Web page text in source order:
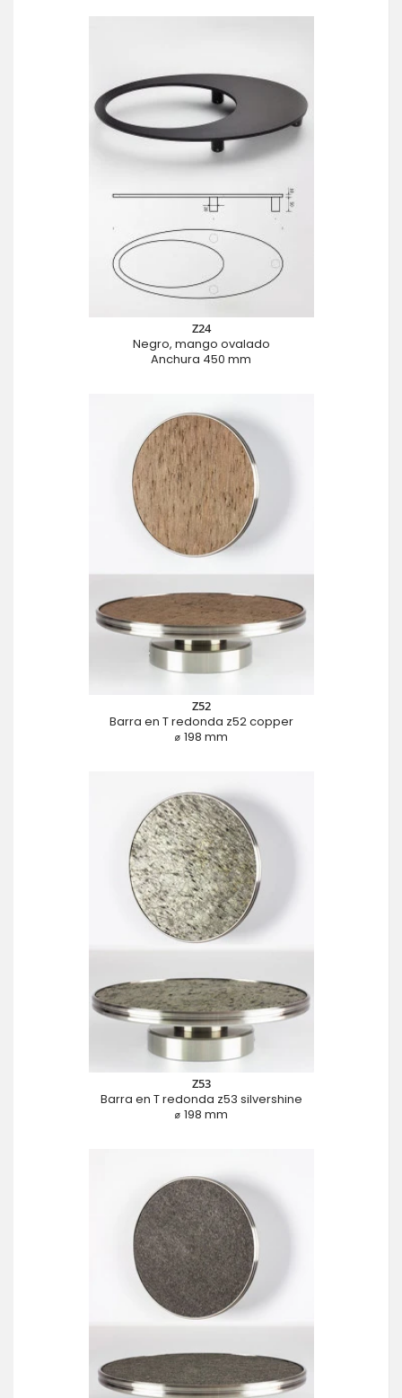
Z24
Negro, mango ovalado
Anchura 450 mm
Z52
Barra en T redonda z52 copper
⌀ 198 mm
Z53
Barra en T redonda z53 silvershine
⌀ 198 mm